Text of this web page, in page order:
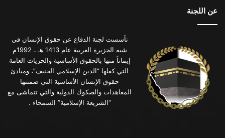
عن اللجنة
تأسست لجنة الدفاع عن حقوق الإنسان في
شبه الجزيرة العربية عام 1413 هـ ـ 1992م
إيماناً منها بالحقوق الأساسية والحريات العامة
التي كفلها “الدين الإسلامي الحنيف”، ومبادئ
حقوق الإنسان الأساسية التي ضمنتها
المعاهدات والصكوك الدولية والتي تتماشى مع
“الشريعة الإسلامية” السمحاء .